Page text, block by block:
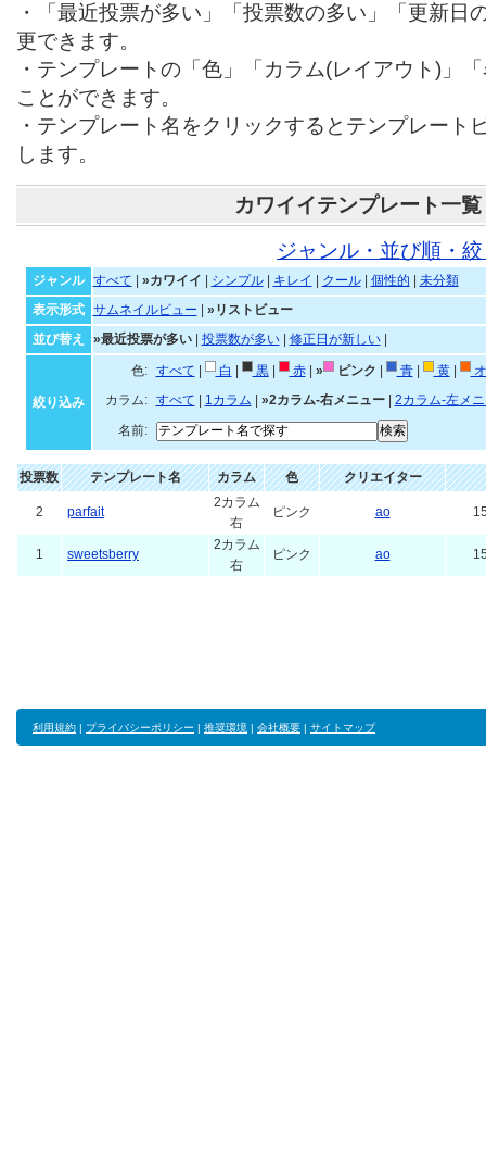
・「最近投票が多い」「投票数の多い」「更新日
更できます。
・テンプレートの「色」「カラム(レイアウト)」
ことができます。
・テンプレート名をクリックするとテンプレート
します。
カワイイテンプレート一覧
ジャンル・並び順・
ジャンル すべて »カワイイ シンプル| キレイ クール| 個性的
未分類
表示形式
サムネイルビュー
»リストビュー
並び替え
»最近投票が多い| 投票数が多い| 修正日が新しい|
絞り込み
色: すべて 白 黒| 赤| » ピンク 青| 黄|
カラム:
すべて 1カラム »2カラム-右メニュー| 2カラム-左メ
名前:
投票数 テンプレート名 カラム 色 クリエイター
2 parfait
2カラム
右
ピンク ao
1 sweetsberry
2カラム
右
ピンク ao
利用規約 | プライバシーポリシー | 推奨環境 | 会社概要 | サイトマップ